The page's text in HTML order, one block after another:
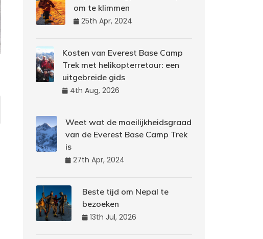
om te klimmen
25th Apr, 2024
Kosten van Everest Base Camp
Trek met helikopterretour: een
uitgebreide gids
4th Aug, 2026
Weet wat de moeilijkheidsgraad
van de Everest Base Camp Trek
is
27th Apr, 2024
Beste tijd om Nepal te
bezoeken
13th Jul, 2026